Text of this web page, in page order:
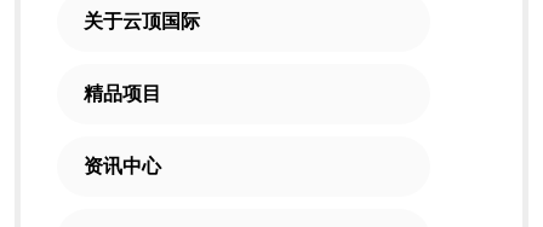
关于云顶国际
精品项目
资讯中心